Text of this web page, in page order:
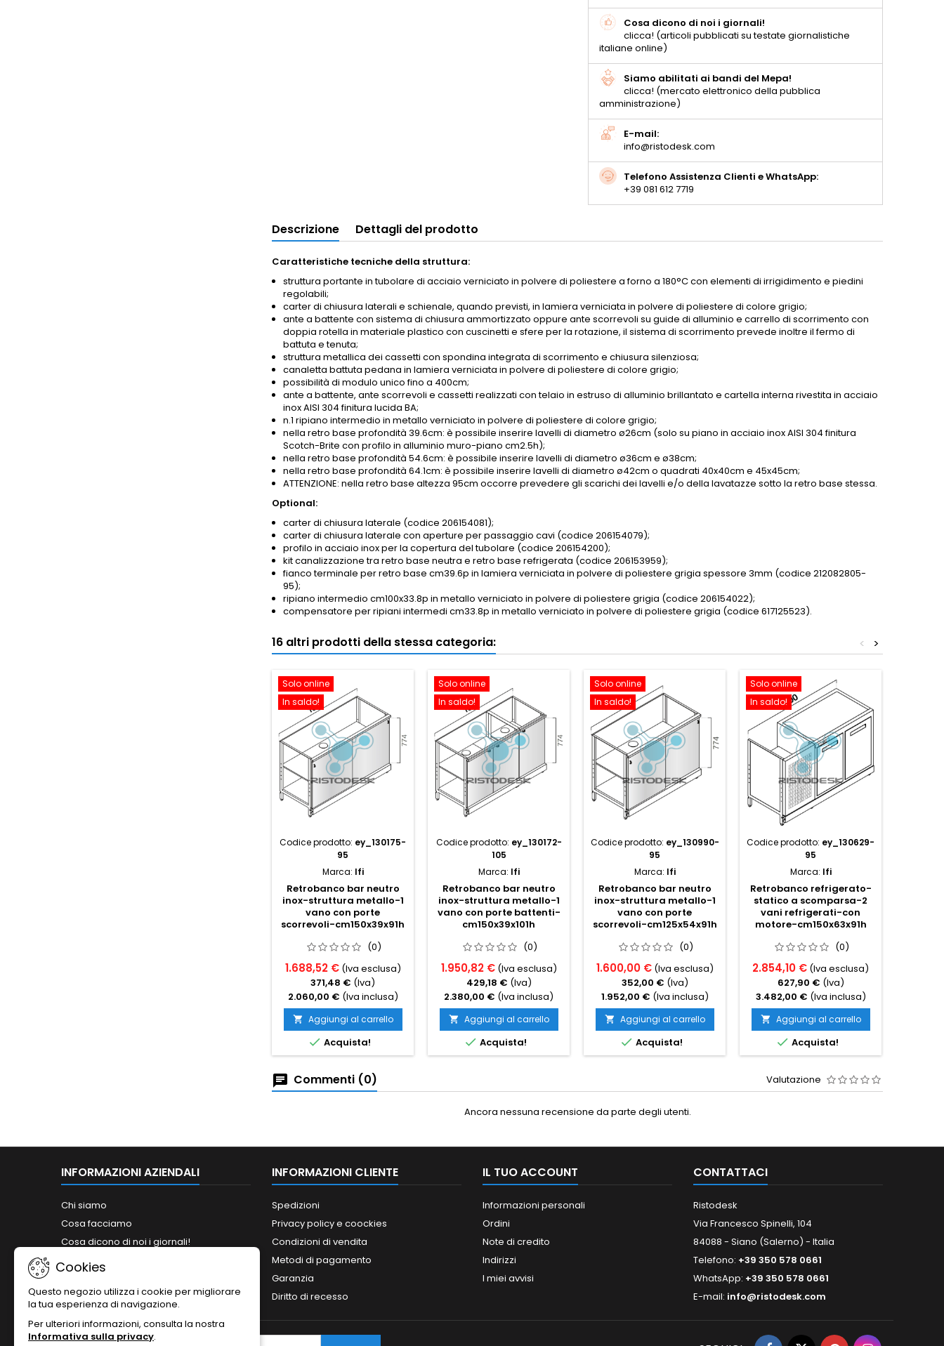
Cosa dicono di noi i giornali!
clicca! (articoli pubblicati su testate giornalistiche
italiane online)
Siamo abilitati ai bandi del Mepa!
clicca! (mercato elettronico della pubblica
amministrazione)
E-mail:
info@ristodesk.com
Telefono Assistenza Clienti e WhatsApp:
+39 081 612 7719
Descrizione Dettagli del prodotto
Caratteristiche tecniche della struttura:
struttura portante in tubolare di acciaio verniciato in polvere di poliestere a forno a 180°C con elementi di irrigidimento e piedini
regolabili;
carter di chiusura laterali e schienale, quando previsti, in lamiera verniciata in polvere di poliestere di colore grigio;
ante a battente con sistema di chiusura ammortizzato oppure ante scorrevoli su guide di alluminio e carrello di scorrimento con
doppia rotella in materiale plastico con cuscinetti e sfere per la rotazione, il sistema di scorrimento prevede inoltre il fermo di
battuta e tenuta;
struttura metallica dei cassetti con spondina integrata di scorrimento e chiusura silenziosa;
canaletta battuta pedana in lamiera verniciata in polvere di poliestere di colore grigio;
possibilità di modulo unico fino a 400cm;
ante a battente, ante scorrevoli e cassetti realizzati con telaio in estruso di alluminio brillantato e cartella interna rivestita in acciaio
inox AISI 304 finitura lucida BA;
n.1 ripiano intermedio in metallo verniciato in polvere di poliestere di colore grigio;
nella retro base profondità 39.6cm: è possibile inserire lavelli di diametro ø26cm (solo su piano in acciaio inox AISI 304 finitura
Scotch-Brite con profilo in alluminio muro-piano cm2.5h);
nella retro base profondità 54.6cm: è possibile inserire lavelli di diametro ø36cm e ø38cm;
nella retro base profondità 64.1cm: è possibile inserire lavelli di diametro ø42cm o quadrati 40x40cm e 45x45cm;
ATTENZIONE: nella retro base altezza 95cm occorre prevedere gli scarichi dei lavelli e/o della lavatazze sotto la retro base stessa.
Optional:
carter di chiusura laterale (codice 206154081);
carter di chiusura laterale con aperture per passaggio cavi (codice 206154079);
profilo in acciaio inox per la copertura del tubolare (codice 206154200);
kit canalizzazione tra retro base neutra e retro base refrigerata (codice 206153959);
fianco terminale per retro base cm39.6p in lamiera verniciata in polvere di poliestere grigia spessore 3mm (codice 212082805-
95);
ripiano intermedio cm100x33.8p in metallo verniciato in polvere di poliestere grigia (codice 206154022);
compensatore per ripiani intermedi cm33.8p in metallo verniciato in polvere di poliestere grigia (codice 617125523).
16 altri prodotti della stessa categoria: >
<
Solo online
In saldo!
Codice prodotto: ey_130175-
95
Marca: Ifi
Retrobanco bar neutro
inox-struttura metallo-1
vano con porte
scorrevoli-cm150x39x91h
(0)
1.688,52 € (Iva esclusa)
371,48 € (Iva)
2.060,00 € (Iva inclusa)
 Aggiungi al carrello
 Acquista!
Solo online
In saldo!
Codice prodotto: ey_130172-
105
Marca: Ifi
Retrobanco bar neutro
inox-struttura metallo-1
vano con porte battenti-
cm150x39x101h
(0)
1.950,82 € (Iva esclusa)
429,18 € (Iva)
2.380,00 € (Iva inclusa)
 Aggiungi al carrello
 Acquista!
Solo online
In saldo!
Codice prodotto: ey_130990-
95
Marca: Ifi
Retrobanco bar neutro
inox-struttura metallo-1
vano con porte
scorrevoli-cm125x54x91h
(0)
1.600,00 € (Iva esclusa)
352,00 € (Iva)
1.952,00 € (Iva inclusa)
 Aggiungi al carrello
 Acquista!
Solo online
In saldo!
Codice prodotto: ey_130629-
95
Marca: Ifi
Retrobanco refrigerato-
statico a scomparsa-2
vani refrigerati-con
motore-cm150x63x91h
(0)
2.854,10 € (Iva esclusa)
627,90 € (Iva)
3.482,00 € (Iva inclusa)
 Aggiungi al carrello
 Acquista!
Commenti (0) Valutazione
Ancora nessuna recensione da parte degli utenti.
INFORMAZIONI AZIENDALI
Chi siamo
Cosa facciamo
Cosa dicono di noi i giornali!
Siamo abilitati ai bandi del MePA!
Contattaci
INFORMAZIONI CLIENTE
Spedizioni
Privacy policy e coockies
Condizioni di vendita
Metodi di pagamento
Garanzia
Diritto di recesso
IL TUO ACCOUNT
Informazioni personali
Ordini
Note di credito
Indirizzi
I miei avvisi
CONTATTACI
Ristodesk
Via Francesco Spinelli, 104
84088 - Siano (Salerno) - Italia
Telefono: +39 350 578 0661
WhatsApp: +39 350 578 0661
E-mail: info@ristodesk.com
Cookies
Questo negozio utilizza i cookie per migliorare
la tua esperienza di navigazione.
Per ulteriori informazioni, consulta la nostra
Informativa sulla privacy.